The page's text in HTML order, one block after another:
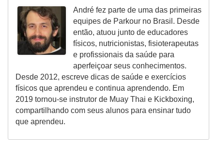
André fez parte de uma das primeiras
equipes de Parkour no Brasil. Desde
então, atuou junto de educadores
físicos, nutricionistas, fisioterapeutas
e profissionais da saúde para
aperfeiçoar seus conhecimentos.
Desde 2012, escreve dicas de saúde e exercícios
físicos que aprendeu e continua aprendendo. Em
2019 tornou-se instrutor de Muay Thai e Kickboxing,
compartilhando com seus alunos para ensinar tudo
que aprendeu.